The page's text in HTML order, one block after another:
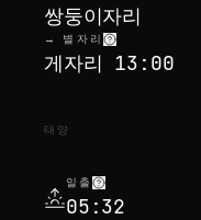
쌍둥이자리
→ 별자리
게자리 13:00
태양
일출
05:32